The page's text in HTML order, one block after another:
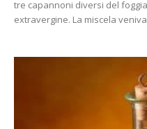
tre capannoni diversi del
extravergine. La miscela